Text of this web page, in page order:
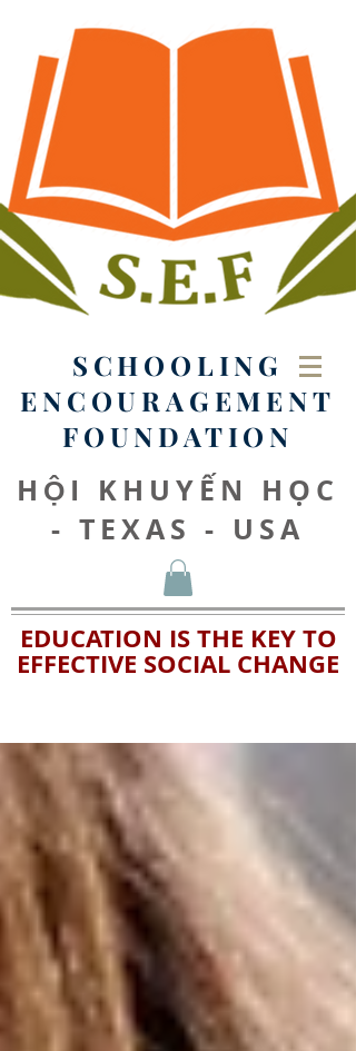
SCHOOLING
ENCOURAGEMENT
FOUNDATION
HỘI KHUYẾN HỌC
- TEXAS - USA
EDUCATION IS THE KEY TO
EFFECTIVE SOCIAL CHANGE